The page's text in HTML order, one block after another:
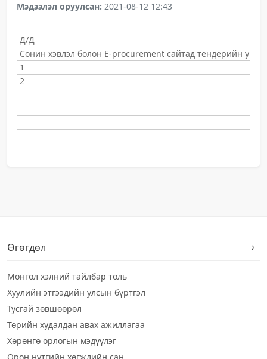
Мэдээлэл оруулсан: 2021-08-12 12:43
Д/Д
Сонин хэвлэл болон E-procurement сайтад тендерийн
1
2
Өгөгдөл
Монгол хэлний тайлбар толь
Хуулийн этгээдийн улсын бүртгэл
Тусгай зөвшөөрөл
Төрийн худалдан авах ажиллагаа
Хөрөнгө орлогын мэдүүлэг